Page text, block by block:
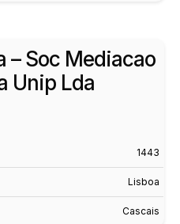
– Soc Mediacao
Unip Lda
1443
Lisboa
Cascais